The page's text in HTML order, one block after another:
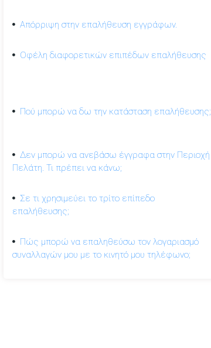
Απόρριψη στην επαλήθευση εγγράφων.
Οφέλη διαφορετικών επιπέδων επαλήθευσης
Πού μπορώ να δω την κατάσταση επαλήθευσης;
Δεν μπορώ να ανεβάσω έγγραφα στην Περιοχή
Πελάτη. Τι πρέπει να κάνω;
Σε τι χρησιμεύει το τρίτο επίπεδο
επαλήθευσης;
Πώς μπορώ να επαληθεύσω τον λογαριασμό
συναλλαγών μου με το κινητό μου τηλέφωνο;